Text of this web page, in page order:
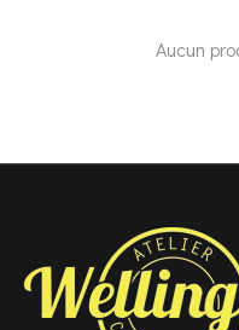
Aucun